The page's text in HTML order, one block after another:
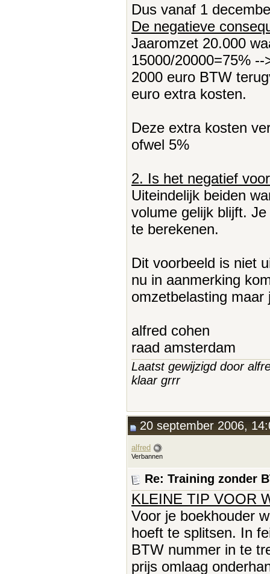
Dus vanaf 1
De negatieve
Jaaromzet 20.000
15000/20000=75%
2000 euro BTW
euro extra kosten.
Deze extra kosten
ofwel 5%
2. Is het negatief
Uiteindelijk beiden
volume gelijk blijft.
te berekenen.
Dit voorbeeld is niet
nu in aanmerking
omzetbelasting
alfred cohen
raad amsterdam
Laatst gewijzigd door
klaar grrr
20 september 2006,
alfred
Verbannen
Re: Training zonder
KLEINE TIP VOOR
Voor je boekhouder
hoeft te splitsen. In
BTW nummer in te
prijs omlaag